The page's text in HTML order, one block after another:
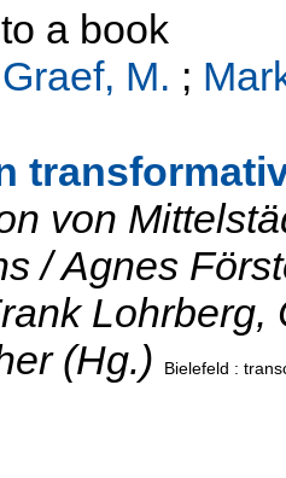
a book
Graef, M. ;
von
/ Agnes
(Hg.)
Bielefeld :